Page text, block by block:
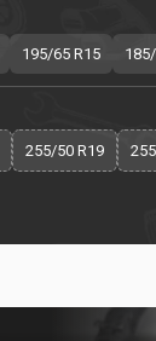
195/65 R15
255/50 R19